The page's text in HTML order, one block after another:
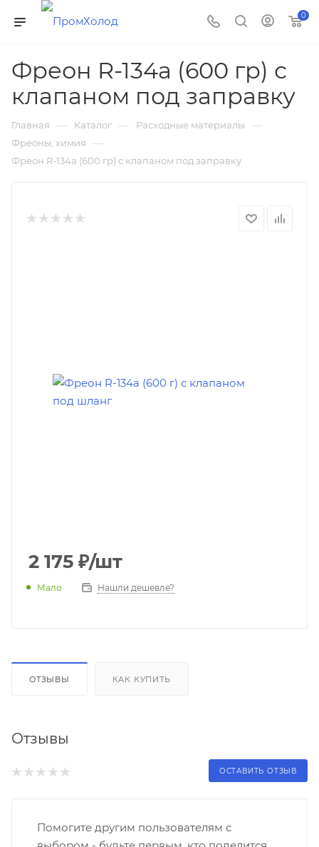
0
Фреон R-134а (600 гр) с
клапаном под заправку
Главная — Каталог — Расходные материалы —
Фреоны, химия —
Фреон R-134а (600 гр) с клапаном под заправку
2 175 ₽/шт
Мало Нашли дешевле?
ОТЗЫВЫ КАК КУПИТЬ
Отзывы
ОСТАВИТЬ ОТЗЫВ
Помогите другим пользователям с